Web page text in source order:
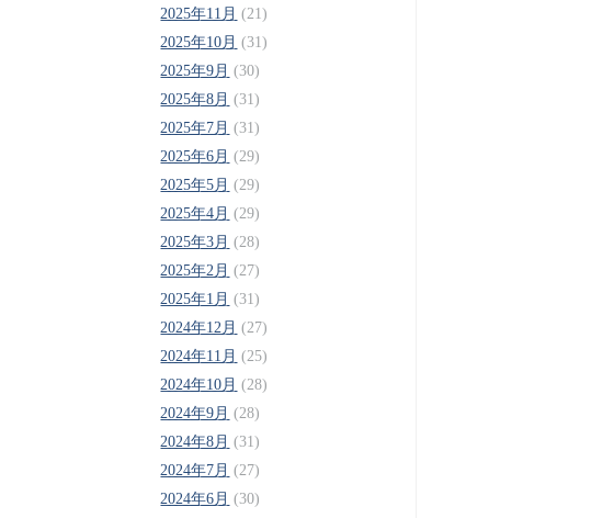
2025年11月 (21)
2025年10月 (31)
2025年9月 (30)
2025年8月 (31)
2025年7月 (31)
2025年6月 (29)
2025年5月 (29)
2025年4月 (29)
2025年3月 (28)
2025年2月 (27)
2025年1月 (31)
2024年12月 (27)
2024年11月 (25)
2024年10月 (28)
2024年9月 (28)
2024年8月 (31)
2024年7月 (27)
2024年6月 (30)